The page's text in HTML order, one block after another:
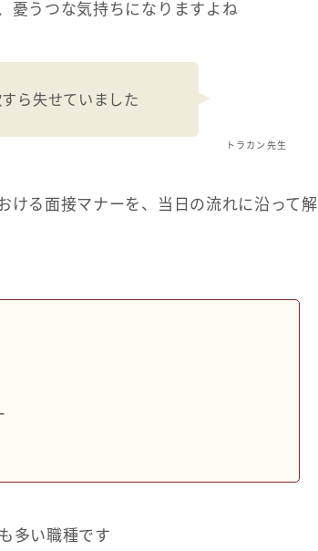
憂うつな気持ちになりますよね
トラカン先生
ら失せていました
ける面接マナーを、当日の流れに沿って解
多い職種です